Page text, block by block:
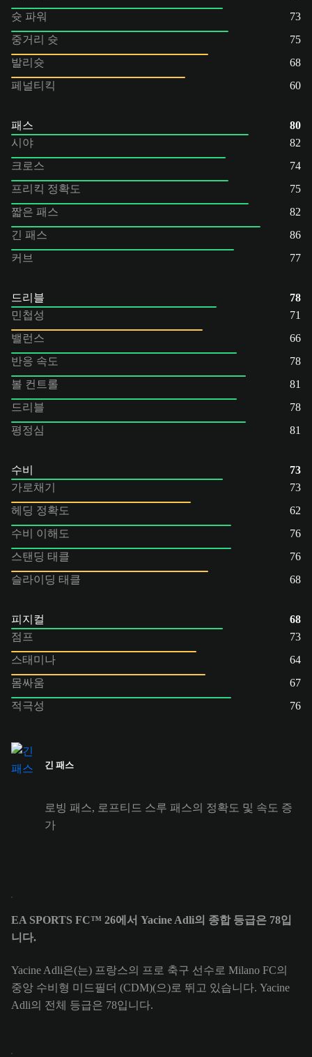
슛 파워
73
중거리 슛
75
발리슛
68
페널티킥
60
패스
80
시야
82
크로스
74
프리킥 정확도
75
짧은 패스
82
긴 패스
86
커브
77
드리블
78
민첩성
71
밸런스
66
반응 속도
78
볼 컨트롤
81
드리블
78
평정심
81
수비
73
가로채기
73
헤딩 정확도
62
수비 이해도
76
스탠딩 태클
76
슬라이딩 태클
68
피지컬
68
점프
73
스태미나
64
몸싸움
67
적극성
76
긴 패스
로빙 패스, 로프티드 스루 패스의 정확도 및 속도 증
가
EA SPORTS FC™ 26에서 Yacine Adli의 종합 등급은 78입
니다.
Yacine Adli은(는) 프랑스의 프로 축구 선수로 Milano FC의
중앙 수비형 미드필더 (CDM)(으)로 뛰고 있습니다. Yacine
Adli의 전체 등급은 78입니다.